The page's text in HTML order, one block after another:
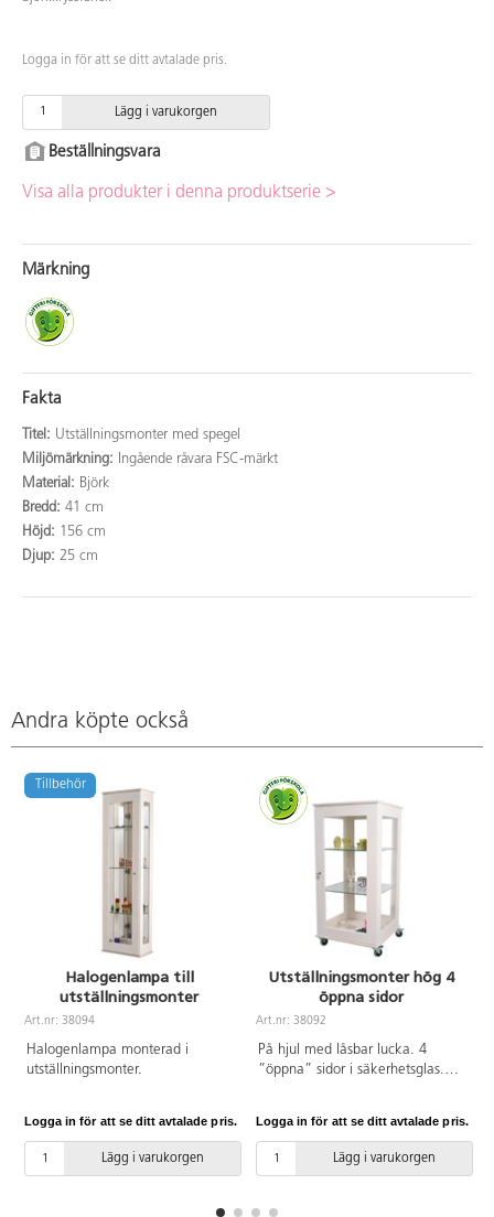
Logga in för att se ditt avtalade pris.
Lägg i varukorgen
Beställningsvara
Visa alla produkter i denna produktserie >
Märkning
Fakta
Titel: Utställningsmonter med spegel
Miljömärkning:
Ingående råvara FSC-märkt
Material: Björk
Bredd: 41 cm
Höjd: 156 cm
Djup: 25 cm
Andra köpte också
Tillbehör
Halogenlampa till
utställningsmonter
Art.nr: 38094
Halogenlampa monterad i
utställningsmonter.
Logga in för att se ditt avtalade pris.
Lägg i varukorgen
Utställningsmonter hög 4
öppna sidor
Art.nr: 38092
På hjul med låsbar lucka. 4
”öppna” sidor i säkerhetsglas.
björkkryssfaner. Hyllor i
Logga in för att se ditt avtalade pris.
Lägg i varukorgen